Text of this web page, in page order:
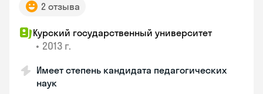
2 отзыва
Курский государственный университет
• 2013 г.
Имеет степень кандидата педагогических
наук